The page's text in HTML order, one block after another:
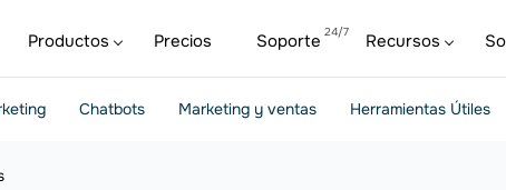
Productos Precios Soporte Recursos
Chatbots Marketing y ventas Herramientas Útiles